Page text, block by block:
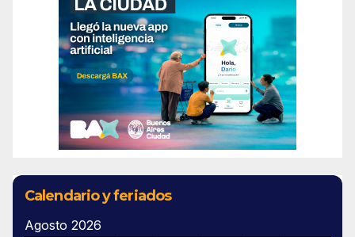
Calendario y feriados
Agosto 2026